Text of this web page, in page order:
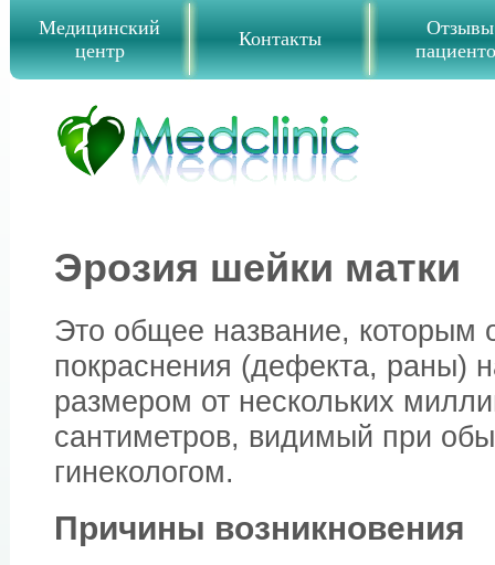
Медицинский
центр
Контакты
Отзывы
Эрозия шейки матки
Это общее название, которым
покраснения (дефекта, раны)
размером от нескольких
сантиметров, видимый при
гинекологом.
Причины возникновения